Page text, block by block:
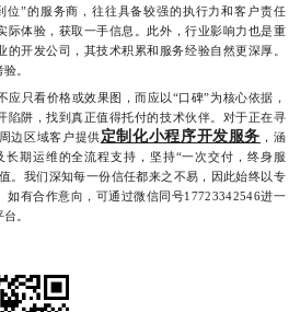
位”的服务商，往往具备较强的执行力和客户责任
际体验，获取一手信息。此外，行业影响力也是重
开发公司，其技术积累和服务经验自然更深厚。
。
只看价格或效果图，而应以“口碑”为核心依据，
陷阱，找到真正值得托付的技术伙伴。对于正在寻
边区域客户提供定制化小程序开发服务 ，涵
期运维的全流程支持，坚持“一次交付，终身服
。我们深知每一份信任都来之不易，因此始终以专
有合作意向，可通过微信同号17723342546进一
。